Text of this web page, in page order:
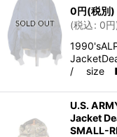
0円(税別)
(税込: 0円
/ size ■
U.S.
Jacket
SMALL-